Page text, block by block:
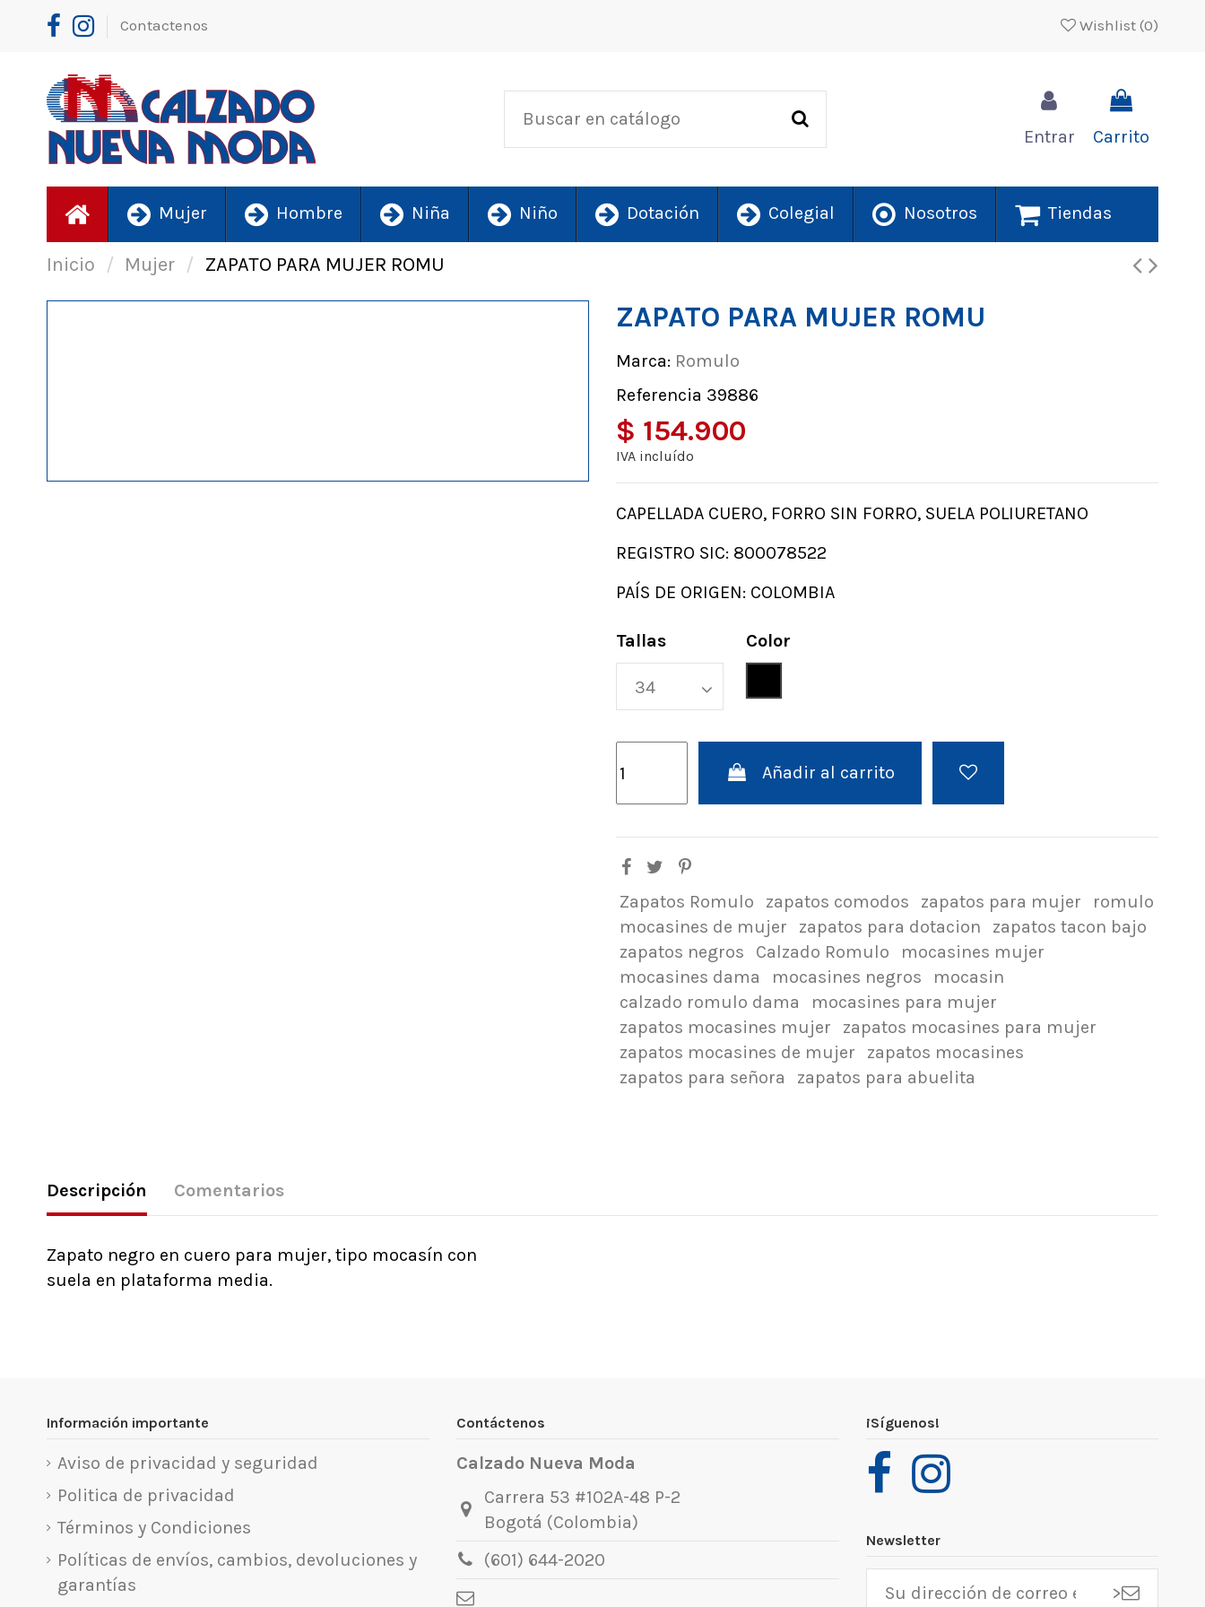
Contactenos Wishlist (0)
Entrar Carrito
Mujer Hombre Niña Niño Dotación Colegial Nosotros Tiendas
Inicio Mujer ZAPATO PARA MUJER ROMU
ZAPATO PARA MUJER ROMU
Marca: Romulo
Referencia 39886
$ 154.900
IVA incluído
CAPELLADA CUERO, FORRO SIN FORRO, SUELA POLIURETANO
REGISTRO SIC: 800078522
PAÍS DE ORIGEN: COLOMBIA
Tallas
Color
Añadir al carrito
Zapatos Romulo zapatos comodos zapatos para mujer
romulo
mocasines de mujer
zapatos para dotacion
zapatos tacon bajo
zapatos negros
Calzado Romulo
mocasines mujer
mocasines dama
mocasines negros
mocasin
calzado romulo dama
mocasines para mujer
zapatos mocasines mujer
zapatos mocasines para mujer
zapatos mocasines de mujer
zapatos mocasines
zapatos para señora
zapatos para abuelita
Descripción Comentarios
Zapato negro en cuero para mujer, tipo mocasín con
suela en plataforma media.
Información importante
Aviso de privacidad y seguridad
Politica de privacidad
Términos y Condiciones
Políticas de envíos, cambios, devoluciones y
garantías
Contáctenos
Calzado Nueva Moda
Carrera 53 #102A-48 P-2
Bogotá (Colombia)
(601) 644-2020
¡Síguenos!
Newsletter
>